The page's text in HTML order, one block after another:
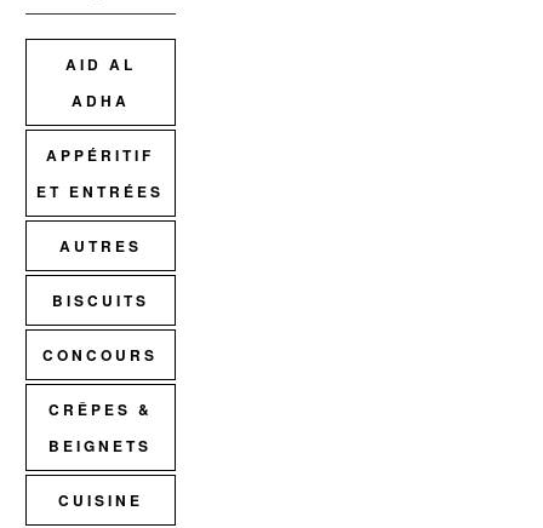
AID AL
ADHA
APPÉRITIF
ET ENTRÉES
AUTRES
BISCUITS
CONCOURS
CRÊPES &
BEIGNETS
CUISINE